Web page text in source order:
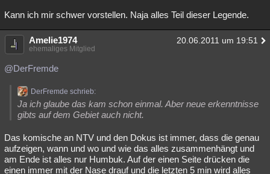
Lesenswert Schlüsselwörter
Kann ich mir schwer vorstellen. Naja alles Teil dieser Legende.
Amelie1974 20.06.2011 um 19:51
ehemaliges Mitglied
@DerFremde
DerFremde schrieb:
Ja ich glaube das kam schon einmal. Aber neue erkenntnisse
gibts auf dem Gebiet auch nicht.
Das komische an NTV und den Dokus ist immer, dass die genau
aufzeigen, wann und wo und wie das alles zusammenhängt und
am Ende ist alles nur Humbuk. Auf der einen Seite drücken die
einen immer mit der Nase drauf und die letzten 5 min wird alles